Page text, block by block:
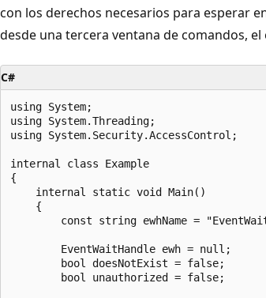
con los derechos necesarios para esperar
desde una tercera ventana de comandos,
C#
using System;
using System.Threading;
using System.Security.AccessControl;
internal class Example
{
    internal static void Main()
    {
const string ewhName =
        EventWaitHandle ewh = null;
        bool doesNotExist = false;
        bool unauthorized = false;